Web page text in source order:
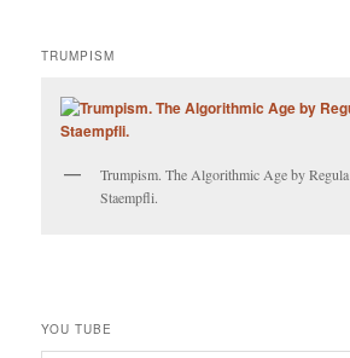
TRUMPISM
Trumpism. The Algorithmic Age by Regula
Staempfli.
YOU TUBE